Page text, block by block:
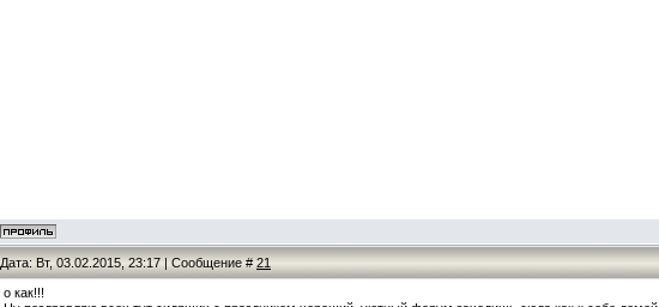
Дата: Вт, 03.02.2015, 23:17 | Сообщение # 21
о как!!!